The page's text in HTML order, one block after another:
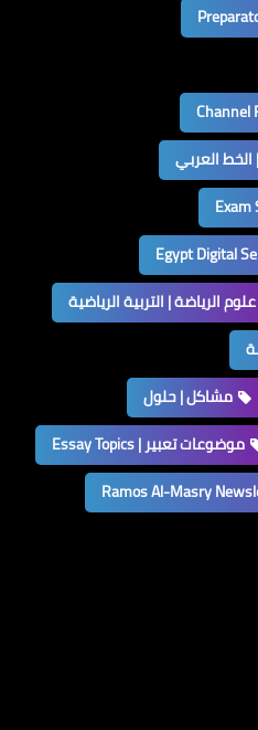
الخط العربي
علوم الرياضة | التربية الرياضية
مشاكل | حلول
موضوعات تعبير | Essay Topics